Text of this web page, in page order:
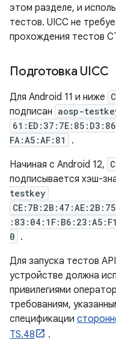
этом разделе, и
тестов. UICC не
прохождения тестов
Подготовка UICC
Для Android 11 и ниже
подписан aosp-
FA:A5:AF:81
.
Начиная с Android 12,
подписывается хэш-
testkey
0 .
Для запуска тестов
устройстве должна
привилегиями
требованиям,
спецификации
TS.48
.